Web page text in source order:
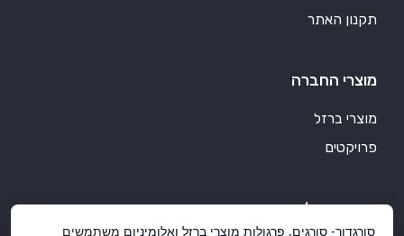
תקנון האתר
מוצרי החברה
מוצרי ברזל
פרויקטים
סורגדור אלומיניום
סורגדור- סורגים, פרגולות מוצרי ברזל ואלומיניום משתמשים